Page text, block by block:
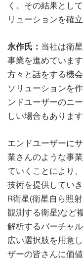
く。その結果とし
リューションを確
永作氏： 当社は衛
事業を進めていま
方々と話をする機
ソリューションを
ンドユーザーのニ
しい場合もあります
エンドユーザーに
業さんのような事
ていくことにより
技術を提供してい
R衛星(衛星自ら照
観測する衛星)など
解析するバーチャ
広い選択肢を用意
ザーの皆さんに価